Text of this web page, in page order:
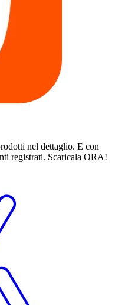
nel dettaglio. E con
registrati. Scaricala ORA!